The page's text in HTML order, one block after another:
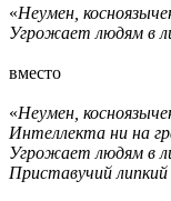
«Неумен,
Угрожает людям в
вместо
«Неумен,
Интеллекта ни на
Угрожает людям в
Приставучий